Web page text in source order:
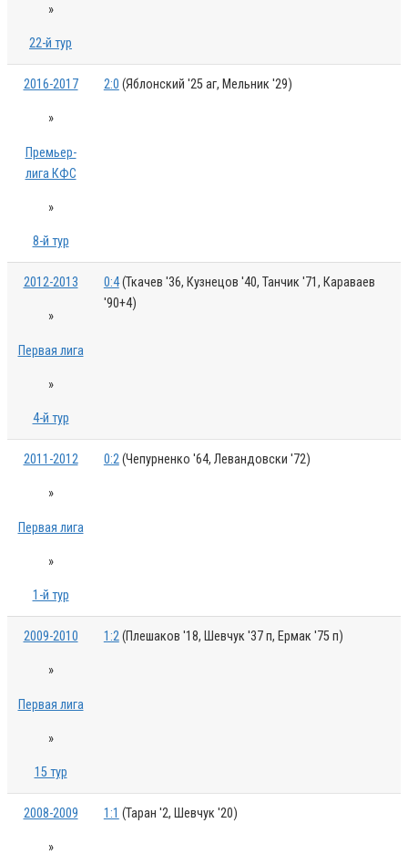
»
22-й тур
2016-2017
»
Премьер-
лига КФС
»
8-й тур
2:0 (Яблонский '25 аг, Мельник '29)
2012-2013
»
Первая лига
»
4-й тур
0:4(Ткачев '36, Кузнецов '40, Танчик '71, Караваев
'90+4)
2011-2012
»
Первая лига
»
1-й тур
0:2(Чепурненко '64, Левандовски '72)
2009-2010
»
Первая лига
»
15 тур
1:2(Плешаков '18, Шевчук '37 п, Ермак '75 п)
2008-2009
»
1:1 (Таран '2, Шевчук '20)